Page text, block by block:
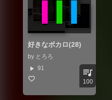
好きなボカロ(28)
by とろろ
play_arrow 91 queue_music
100